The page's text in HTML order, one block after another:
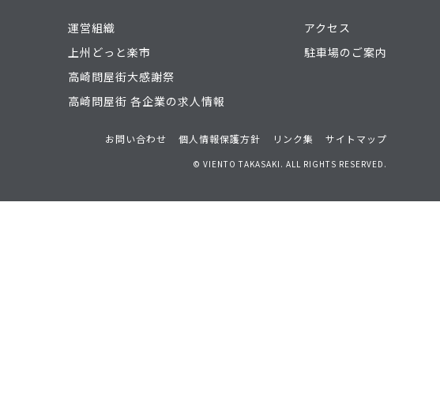
運営組織
上州どっと楽市
高崎問屋街大感謝祭
高崎問屋街 各企業の求人情報
アクセス
駐車場のご案内
お問い合わせ 個人情報保護方針 リンク集 サイトマップ
© VIENTO TAKASAKI. ALL RIGHTS RESERVED.